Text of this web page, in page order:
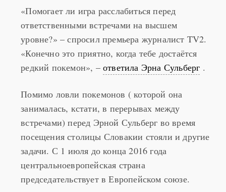
«Помогает ли игра расслабиться перед
ответственными встречами на высшем
уровне?» – спросил премьера журналист TV2.
«Конечно это приятно, когда тебе достаётся
редкий покемон», –ответила Эрна Сульберг .
Помимо ловли покемонов ( которой она
занималась, кстати, в перерывах между
встречами) перед Эрной Сульберг во время
посещения столицы Словакии стояли и другие
задачи. С 1 июля до конца 2016 года
центральноевропейская страна
председательствует в Европейском союзе.